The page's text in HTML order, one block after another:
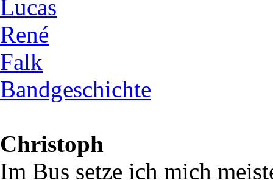
Lucas
René
Falk
Bandgeschichte
Christoph
Im Bus setze ich mich